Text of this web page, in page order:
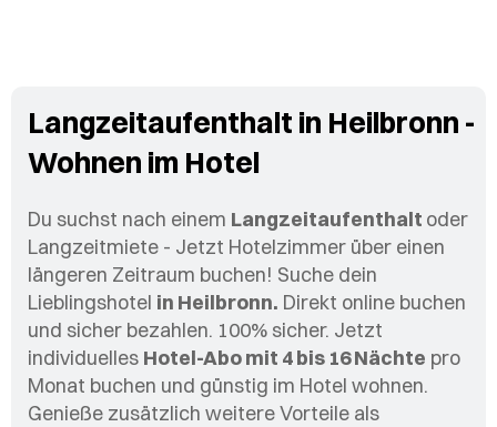
Langzeitaufenthalt in Heilbronn -
Wohnen im Hotel
Du suchst nach einem Langzeitaufenthalt oder
Langzeitmiete - Jetzt Hotelzimmer über einen
längeren Zeitraum buchen! Suche dein
Lieblingshotel in Heilbronn. Direkt online buchen
und sicher bezahlen. 100% sicher. Jetzt
individuelles Hotel-Abo mit 4 bis 16 Nächte pro
Monat buchen und günstig im Hotel wohnen.
Genieße zusätzlich weitere Vorteile als